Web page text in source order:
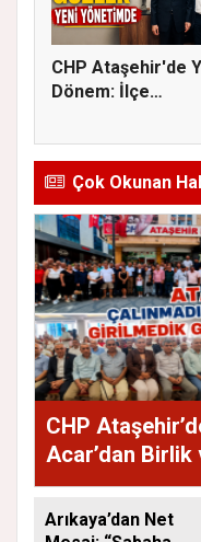
CHP Ataşehir'de
Dönem: İlçe
Çok Okunan
CHP
Acar’dan Birlik
Arıkaya’dan Net